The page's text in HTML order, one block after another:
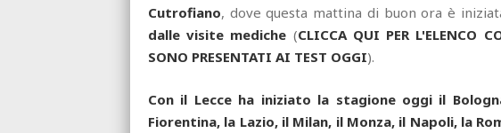
Cutrofiano, dove questa mattina di buon ora è
dalle visite mediche (CLICCA QUI PER L'ELENCO
SONO PRESENTATI AI TEST OGGI).
Con il Lecce ha iniziato la stagione oggi il
Fiorentina, la Lazio, il Milan, il Monza, il Napoli, la